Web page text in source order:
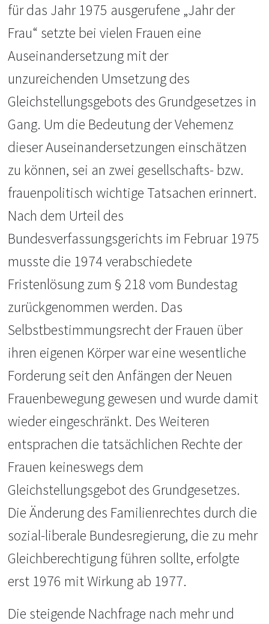
für das Jahr 1975 ausgerufene „Jahr der
Frau“ setzte bei vielen Frauen eine
Auseinandersetzung mit der
unzureichenden Umsetzung des
Gleichstellungs­gebots des Grundgesetzes in
Gang. Um die Bedeutung der Vehemenz
dieser Auseinandersetzungen einschätzen
zu können, sei an zwei gesellschafts- bzw.
frauenpolitisch wichtige Tatsachen erinnert.
Nach dem Urteil des
Bundesverfassungsgerichts im Februar 1975
musste die 1974 verabschiedete
Fristenlösung zum § 218 vom Bundestag
zurückgenommen werden. Das
Selbstbestimmungsrecht der Frauen über
ihren eigenen Körper war eine wesentliche
Forderung seit den Anfängen der Neuen
Frauenbewegung gewesen und wurde damit
wieder eingeschränkt. Des Weiteren
entsprachen die tatsächlichen Rechte der
Frauen keineswegs dem
Gleichstellungsgebot des Grundgesetzes.
Die Änderung des Familienrechtes durch die
sozial-liberale Bundesregierung, die zu mehr
Gleichberechtigung führen sollte, erfolgte
erst 1976 mit Wirkung ab 1977.
Die steigende Nachfrage nach mehr und